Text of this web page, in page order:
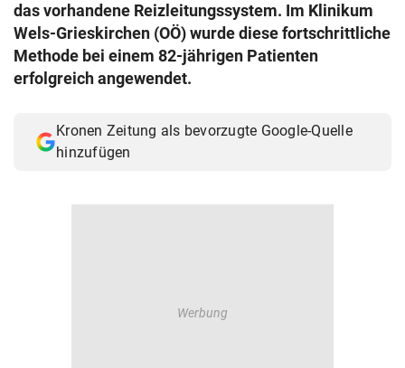
© Krone Multimedia GmbH & Co KG 2026
Muthgasse 2, 1190 Wien
das vorhandene Reizleitungssystem. Im Klinikum
Wels-Grieskirchen (OÖ) wurde diese fortschrittliche
Methode bei einem 82-jährigen Patienten
erfolgreich angewendet.
Kronen Zeitung als bevorzugte Google-Quelle
hinzufügen